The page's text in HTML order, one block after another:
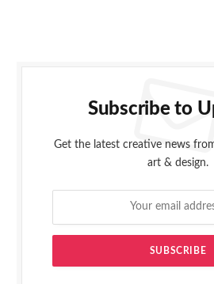
Subscribe to
Get the latest creative news
art & design.